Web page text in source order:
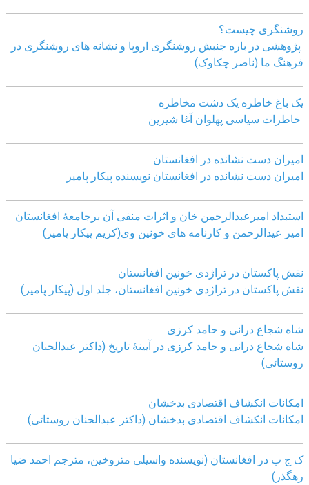
روشنگری چیست؟
پژوهشی در باره جنبش روشنگری اروپا و نشانه های روشنگری در
فرهنگ ما (ناصر چکاوک)
یک باغ خاطره یک دشت مخاطره
خاطرات سیاسی پهلوان آغا شیرین
امیران دست نشانده در افغانستان
امیران دست نشانده در افغانستان نویسنده پیکار پامیر
استبداد امیرعبدالرحمن خان و اثرات منفی آن برجامعۀ افغانستان
امیر عیدالرحمن و کارنامه های خونین وی(کریم پیکار پامیر)
نقش پاکستان در تراژدی خونین افغانستان
نقش پاکستان در تراژدی خونین افغانستان، جلد اول (پیکار پامیر)
شاه شجاع درانی و حامد کرزی
شاه شجاع درانی و حامد کرزی در آیینۀ تاریخ (داکتر عبدالحنان
روستائی)
امکانات انکشاف اقتصادی بدخشان
امکانات انکشاف اقتصادی بدخشان (داکتر عبدالحنان روستائی)
ک ج ب در افغانستان (نویسنده واسیلی متروخین، مترجم احمد ضیا
رهگذر)